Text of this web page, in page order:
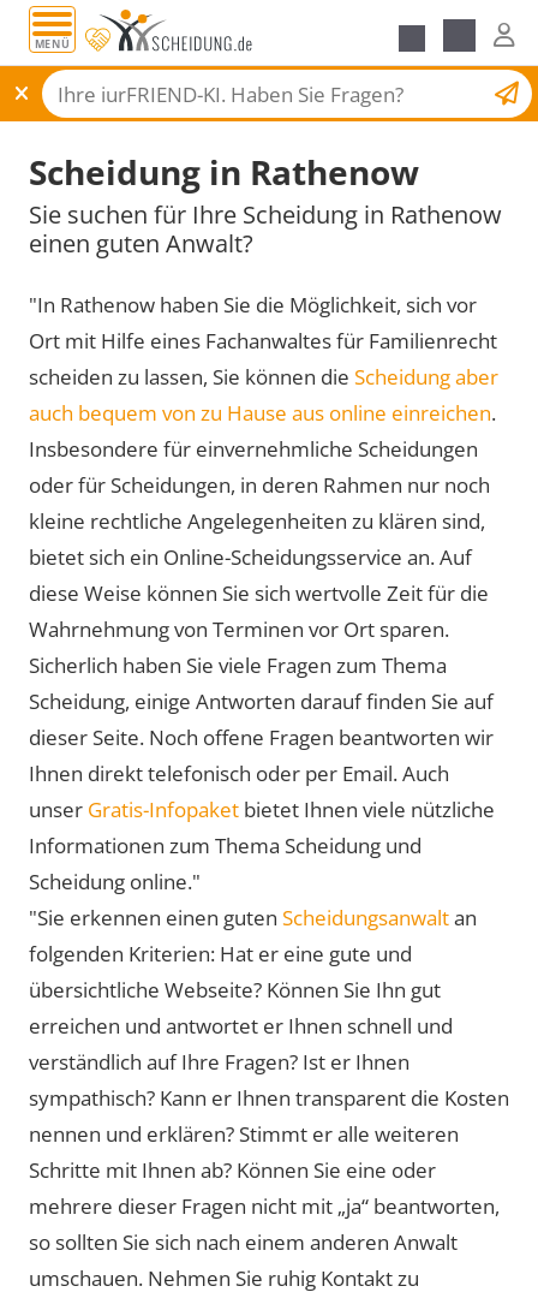
MENÜ
Scheidungsantrag
Scheidung in Rathenow
Sie suchen für Ihre Scheidung in Rathenow
einen guten Anwalt?
"In Rathenow haben Sie die Möglichkeit, sich vor
Ort mit Hilfe eines Fachanwaltes für Familienrecht
scheiden zu lassen, Sie können die Scheidung aber
auch bequem von zu Hause aus online einreichen.
Insbesondere für einvernehmliche Scheidungen
oder für Scheidungen, in deren Rahmen nur noch
kleine rechtliche Angelegenheiten zu klären sind,
bietet sich ein Online-Scheidungsservice an. Auf
diese Weise können Sie sich wertvolle Zeit für die
Wahrnehmung von Terminen vor Ort sparen.
Sicherlich haben Sie viele Fragen zum Thema
Scheidung, einige Antworten darauf finden Sie auf
dieser Seite. Noch offene Fragen beantworten wir
Ihnen direkt telefonisch oder per Email. Auch
unser Gratis-Infopaket bietet Ihnen viele nützliche
Informationen zum Thema Scheidung und
Scheidung online."
"Sie erkennen einen guten Scheidungsanwaltan
folgenden Kriterien: Hat er eine gute und
übersichtliche Webseite? Können Sie Ihn gut
erreichen und antwortet er Ihnen schnell und
verständlich auf Ihre Fragen? Ist er Ihnen
sympathisch? Kann er Ihnen transparent die Kosten
nennen und erklären? Stimmt er alle weiteren
Schritte mit Ihnen ab? Können Sie eine oder
mehrere dieser Fragen nicht mit „ja“ beantworten,
so sollten Sie sich nach einem anderen Anwalt
umschauen. Nehmen Sie ruhig Kontakt zu